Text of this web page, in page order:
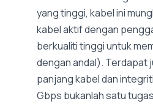
yang tinggi, kabel ini
kabel aktif dengan
berkualiti tinggi untuk
dengan andal). Terdapat
panjang kabel dan
Gbps bukanlah satu